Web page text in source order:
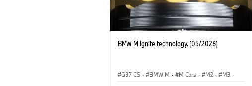
BMW M Ignite technology. (05/2026)
G87 CS · BMW M · M Cars · M2 · M3 ·